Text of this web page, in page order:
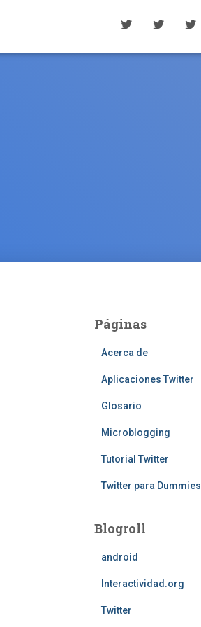
Páginas
Acerca de
Aplicaciones Twitter
Glosario
Microblogging
Tutorial Twitter
Twitter para Dummies
Blogroll
android
Interactividad.org
Twitter